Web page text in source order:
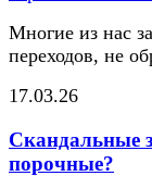
Многие из нас
переходов, не
17.03.26
Скандальные
порочные?